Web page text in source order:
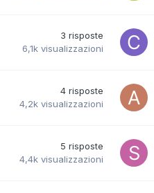
3 risposte
6,1k visualizzazioni
4 risposte
4,2k visualizzazioni
5 risposte
4,4k visualizzazioni